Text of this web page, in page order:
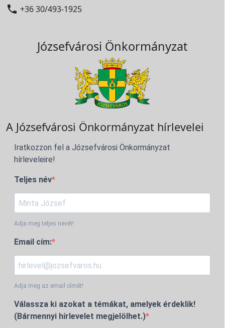
 +36 30/493-1925
Józsefvárosi Önkormányzat
A Józsefvárosi Önkormányzat hírlevelei
Iratkozzon fel a Józsefvárosi Önkormányzat
hírleveleire!
Teljes név
Adja meg teljes nevét!
Email cím:
Adja meg az email címét!
Válassza ki azokat a témákat, amelyek érdeklik!
(Bármennyi hírlevelet megjelölhet.)